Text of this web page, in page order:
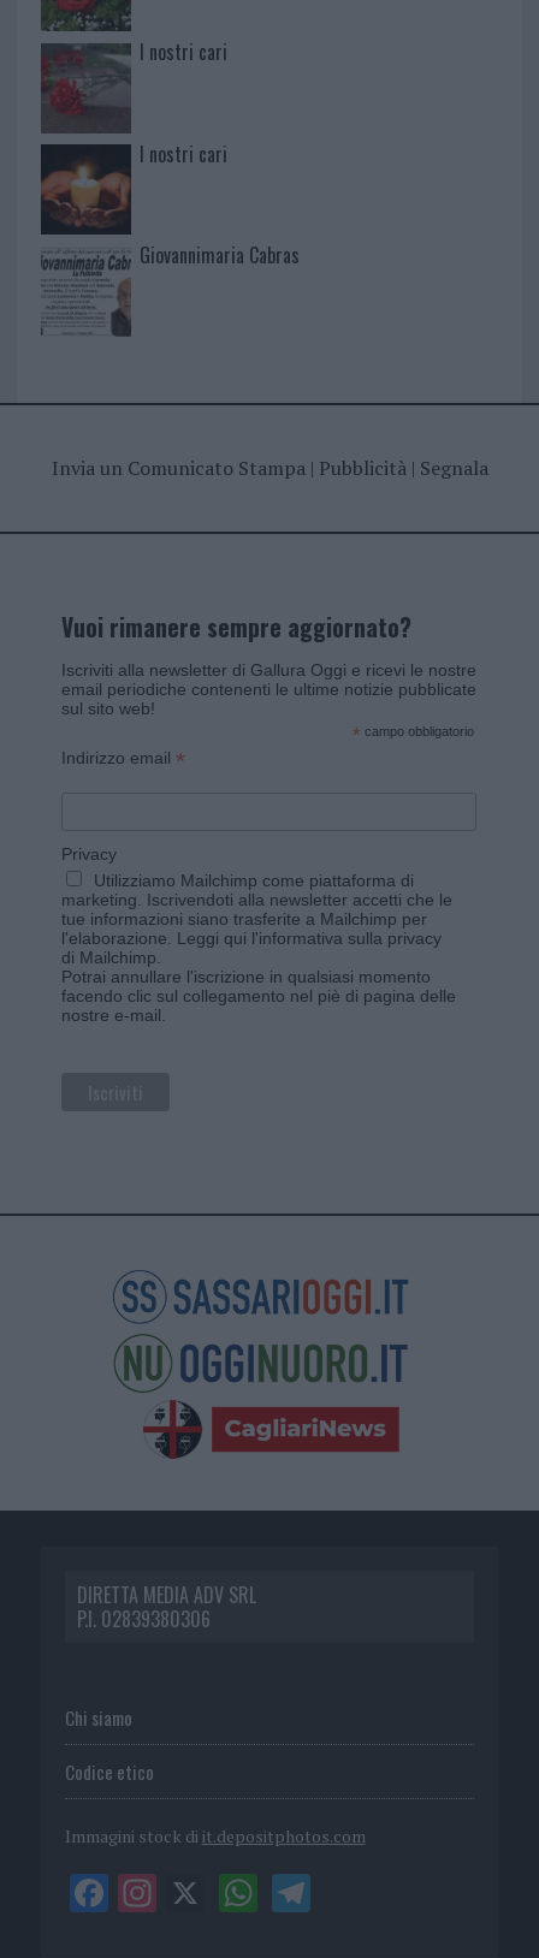
I nostri cari
I nostri cari
Giovannimaria Cabras
Invia un Comunicato Stampa| Pubblicità| Segnala
Vuoi rimanere sempre aggiornato?
Iscriviti alla newsletter di Gallura Oggi e ricevi le nostre
email periodiche contenenti le ultime notizie pubblicate
sul sito web!
* campo obbligatorio
Indirizzo email *
Privacy
Utilizziamo Mailchimp come piattaforma di
marketing. Iscrivendoti alla newsletter accetti che le
tue informazioni siano trasferite a Mailchimp per
l'elaborazione. Leggi qui l'informativa sulla privacy
di Mailchimp
Potrai annullare l'iscrizione in qualsiasi momento
facendo clic sul collegamento nel piè di pagina delle
nostre e-mail.
DIRETTA MEDIA ADV SRL
P.I. 02839380306
Chi siamo
Codice etico
Immagini stock di it.depositphotos.com